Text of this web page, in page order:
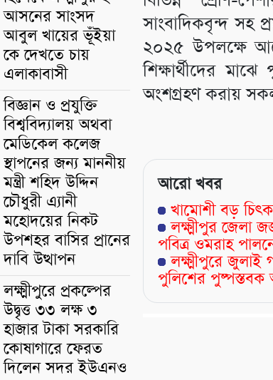
আসনের সাংসদ
আবুল খায়ের ভূঁইয়া
কে দেখতে চায়
এলাকাবাসী
বিজ্ঞান ও প্রযুক্তি
বিশ্ববিদ্যালয় অথবা
মেডিকেল কলেজ
স্থাপনের জন্য মাননীয়
মন্ত্রী শহিদ উদ্দিন
চৌধুরী এ্যানী
মহোদয়ের নিকট
উপশহর বাসির প্রানের
দাবি উত্থাপন
লক্ষ্মীপুরে প্রকল্পের
উদ্বৃত্ত ৩৩ লক্ষ ৩
হাজার টাকা সরকারি
কোষাগারে ফেরত
দিলেন সদর ইউএনও
সাংবাদিকবৃন্দ সহ
২০২৫ উপলক্ষে
শিক্ষার্থীদের
অংশগ্রহণ করায়
আরো খবর
খামোশী বড়
লক্ষ্মীপুর জেলা
পবিত্র ওমরাহ
লক্ষ্মীপুরে জুলাই
পুলিশের পুষ্পস্তবক